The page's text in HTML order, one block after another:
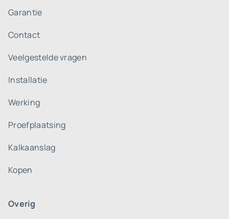
Garantie
Contact
Veelgestelde vragen
Installatie
Werking
Proefplaatsing
Kalkaanslag
Kopen
Overig